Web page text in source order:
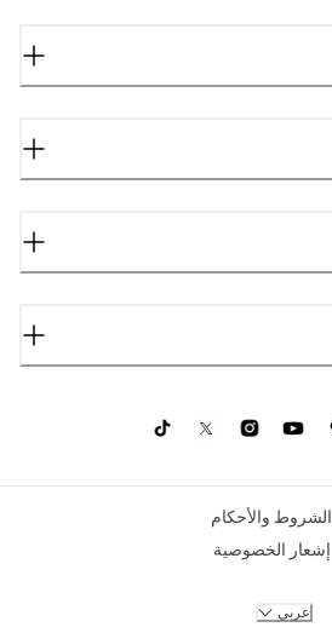
الشروط والأحكام
إشعار الخصوصية
عربي